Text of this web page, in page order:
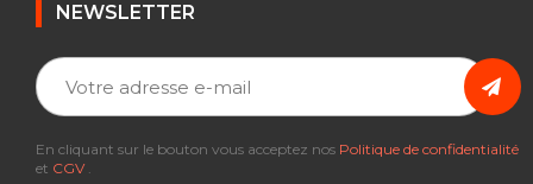
NEWSLETTER
En cliquant sur le bouton vous acceptez nos Politique de confidentialité
et CGV .